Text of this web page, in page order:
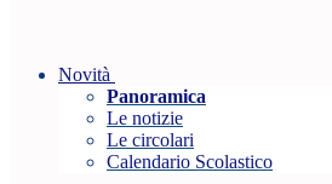
Novità
Panoramica
Le notizie
Le circolari
Calendario Scolastico